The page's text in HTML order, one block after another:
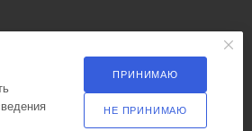
обработки персональных данных
ПРИНИМАЮ
НЕ ПРИНИМАЮ